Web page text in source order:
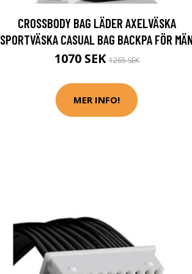
CROSSBODY BAG LÄDER AXELVÄSKA
SPORTVÄSKA CASUAL BAG BACKPA FÖR
1070 SEK1265 SEK
MER INFO!